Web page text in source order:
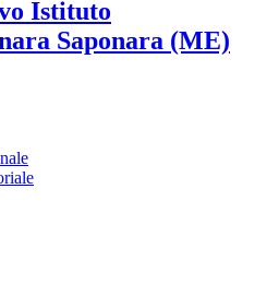
Istituto
Saponara (ME)